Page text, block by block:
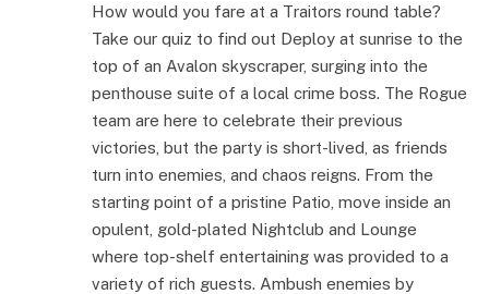
How would you fare at a Traitors round table?
Take our quiz to find out Deploy at sunrise to the
top of an Avalon skyscraper, surging into the
penthouse suite of a local crime boss. The Rogue
team are here to celebrate their previous
victories, but the party is short-lived, as friends
turn into enemies, and chaos reigns. From the
starting point of a pristine Patio, move inside an
opulent, gold-plated Nightclub and Lounge
where top-shelf entertaining was provided to a
variety of rich guests. Ambush enemies by